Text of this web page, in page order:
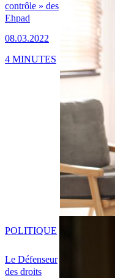
contrôle » des
Ehpad
08.03.2022
4 MINUTES
Le Défenseur
des droits
POLITIQUE